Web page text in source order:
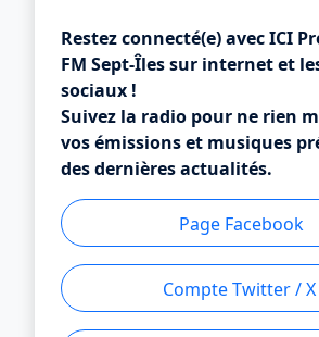
Restez connecté(e) avec ICI
FM Sept-Îles sur internet et
sociaux !
Suivez la radio pour ne rien
vos émissions et musiques
des dernières actualités.
Page Facebook
Compte Twitter / X